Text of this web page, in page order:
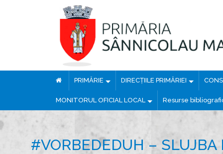
PRIMĂRIE DIRECȚIILE PRIMĂRIEI
MONITORUL OFICIAL LOCAL Resurse
#VORBEDEDUH – SLUJBA